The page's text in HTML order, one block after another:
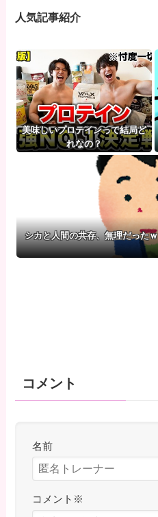
人気記事紹介
美味しいプロテインって結局ど
れなの？
シカと人間の共存、無理だった
コメント
名前
コメント ※